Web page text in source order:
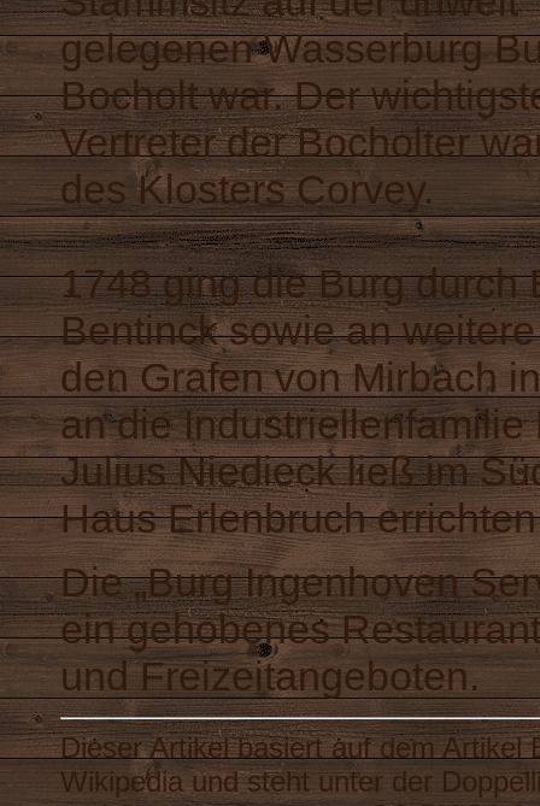
gelegenen Wasserburg
Bocholt war. Der
Vertreter der Bocholter
des Klosters Corvey.
1748 ging die Burg durch
Bentinck sowie an
den Grafen von Mirbach
an die
Julius Niedieck ließ im
Haus Erlenbruch
Die „Burg Ingenhoven
ein gehobenes
und Freizeitangeboten.
Dieser Artikel basiert auf dem Artikel
Wikipediaund steht unter der